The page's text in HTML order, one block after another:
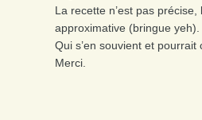
La recette n’est pas
approximative (bringue yeh).
Qui s’en souvient et
Merci.